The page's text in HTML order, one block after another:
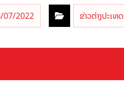
07/2022 ຂ່າວຕ່າງປະເທດ